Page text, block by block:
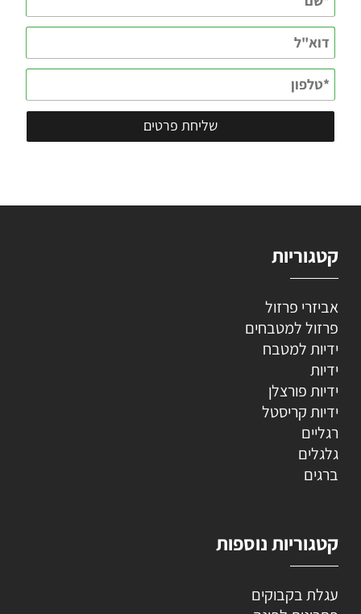
קטגוריות
אביזרי פרזול
פרזול למטבחים
ידיות למטבח
ידיות
ידיות פורצלן
ידיות קריסטל
רגליים
גלגלים
ברגים
קטגוריות נוספות
עגלת בקבוקים